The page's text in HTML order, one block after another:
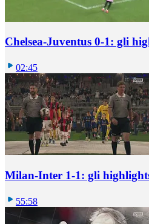
Chelsea-Juventus 0-1: gli
02:45
Milan-Inter 1-1: gli
55:58